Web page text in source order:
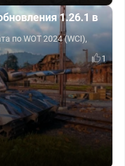
1.26.1 в
по WOT 2024 (WCI),
1